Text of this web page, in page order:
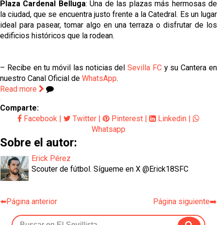
Plaza Cardenal Belluga: Una de las plazas más hermosas de
la ciudad, que se encuentra justo frente a la Catedral. Es un lugar
ideal para pasear, tomar algo en una terraza o disfrutar de los
edificios históricos que la rodean.
– Recibe en tu móvil las noticias delSevilla FCy su Cantera en
nuestro Canal Oficial de WhatsApp.
Read more
Comparte:
Facebook | Twitter | Pinterest | Linkedin |
Whatsapp
Sobre el autor:
Erick Pérez
Scouter de fútbol. Sígueme en X @Erick18SFC
⬅️Página anterior Página siguiente➡️